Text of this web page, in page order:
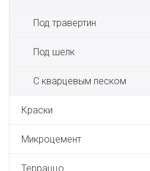
Под травертин
Под шелк
С кварцевым песком
Краски
Микроцемент
Терраццо